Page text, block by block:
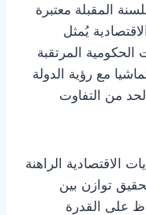
المقبلة معتبرة
يُمثل
الحكومية المرتقبة
مع رؤية الدولة
من التفاوت
الاقتصادية الراهنة
توازن بين
على القدرة